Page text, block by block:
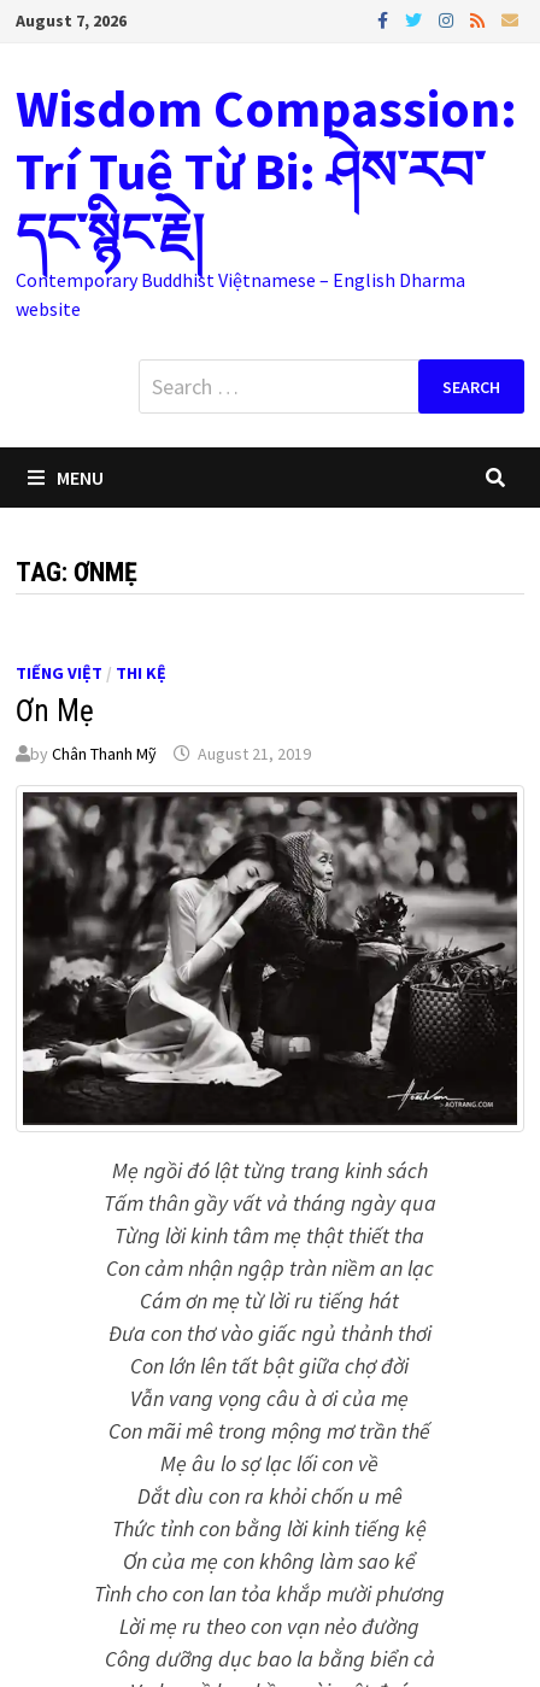
SkipAugust 7, 2026
Wisdom Compassion:
Trí Tuệ Từ Bi: ཤེས་རབ་
དང་སྙིང་རྗེ།
Contemporary Buddhist Việtnamese – English Dharma
website
Search
for:
MENU
TAG: ƠNMẸ
TIẾNG VIỆT / THI KỆ
Ơn Mẹ
by Chân Thanh Mỹ August 21, 2019
Mẹ ngồi đó lật từng trang kinh sách
Tấm thân gầy vất vả tháng ngày qua
Từng lời kinh tâm mẹ thật thiết tha
Con cảm nhận ngập tràn niềm an lạc
Cám ơn mẹ từ lời ru tiếng hát
Đưa con thơ vào giấc ngủ thảnh thơi
Con lớn lên tất bật giữa chợ đời
Vẫn vang vọng câu à ơi của mẹ
Con mãi mê trong mộng mơ trần thế
Mẹ âu lo sợ lạc lối con về
Dắt dìu con ra khỏi chốn u mê
Thức tỉnh con bằng lời kinh tiếng kệ
Ơn của mẹ con không làm sao kể
Tình cho con lan tỏa khắp mười phương
Lời mẹ ru theo con vạn nẻo đường
Công dưỡng dục bao la bằng biển cả